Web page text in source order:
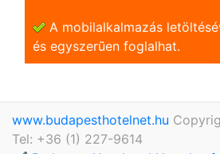
A mobilalkalmazás
és egyszerũen foglalhat.
www.budapesthotelnet.hu
Tel: +36 (1) 227-9614